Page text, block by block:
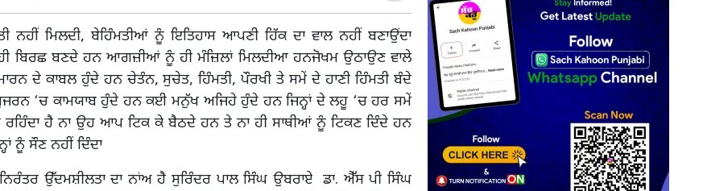
ਨਹੀਂ ਮਿਲਦੀ, ਬੇਹਿੰਮਤੀਆਂ ਨੂੰ ਇਤਿਹਾਸ ਆਪਣੀ ਹਿੱਕ ਦਾ ਵਾਲ ਨਹੀਂ ਬਣਾਉਂਦਾ
ਬਿਰਛ ਬਣਦੇ ਹਨ ਆਗਜ਼ੀਆਂ ਨੂੰ ਹੀ ਮੰਜ਼ਿਲਾਂ ਮਿਲਦੀਆ ਹਨਜੋਖਮ ਉਠਾਉਣ ਵਾਲੇ
ਦੇ ਕਾਬਲ ਹੁੰਦੇ ਹਨ ਚੇਤੰਨ, ਸੁਚੇਤ, ਹਿੰਮਤੀ, ਪੌਰਖੀ ਤੇ ਸਮੇਂ ਦੇ ਹਾਣੀ ਹਿੰਮਤੀ ਬੰਦੇ
‘ਚ ਕਾਮਯਾਬ ਹੁੰਦੇ ਹਨ ਕਈ ਮਨੁੱਖ ਅਜਿਹੇ ਹੁੰਦੇ ਹਨ ਜਿਨ੍ਹਾਂ ਦੇ ਲਹੂ ‘ਚ ਹਰ ਸਮੇਂ
ਰਹਿੰਦਾ ਹੈ ਨਾ ਉਹ ਆਪ ਟਿਕ ਕੇ ਬੈਠਦੇ ਹਨ ਤੇ ਨਾ ਹੀ ਸਾਥੀਆਂ ਨੂੰ ਟਿਕਣ ਦਿੰਦੇ ਹਨ
ਨੂੰ ਸੌਣ ਨਹੀਂ ਦਿੰਦਾ
ਉੱਦਮਸ਼ੀਲਤਾ ਦਾ ਨਾਂਅ ਹੈ ਸੁਰਿੰਦਰ ਪਾਲ ਸਿੰਘ ਉਬਰਾਏ ਡਾ. ਐੱਸ ਪੀ ਸਿੰਘ